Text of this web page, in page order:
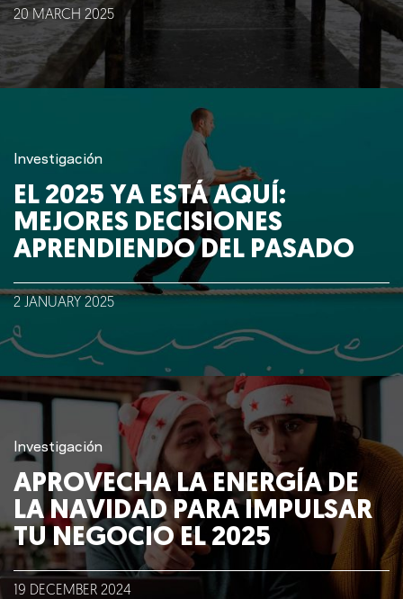
Nosotros
Lo que hacemos
Blog
Talento
Conversemos
20 MARCH 2025
Investigación
EL 2025 YA ESTÁ AQUÍ:
MEJORES DECISIONES
APRENDIENDO DEL PASADO
2 JANUARY 2025
Investigación
APROVECHA LA ENERGÍA DE
LA NAVIDAD PARA IMPULSAR
TU NEGOCIO EL 2025
19 DECEMBER 2024